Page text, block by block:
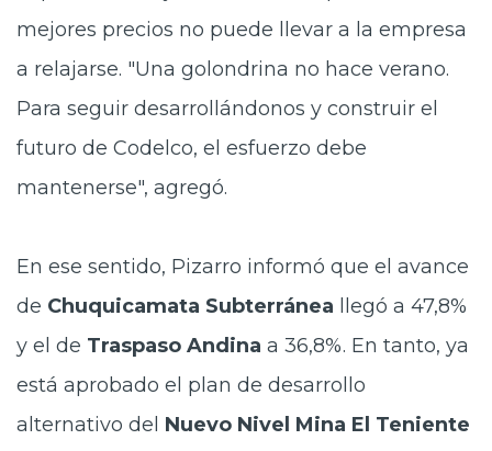
mejores precios no puede llevar a la empresa
a relajarse. "Una golondrina no hace verano.
Para seguir desarrollándonos y construir el
futuro de Codelco, el esfuerzo debe
mantenerse", agregó.
En ese sentido, Pizarro informó que el avance
de Chuquicamata Subterránea llegó a 47,8%
y el de Traspaso Andina a 36,8%. En tanto, ya
está aprobado el plan de desarrollo
alternativo del Nuevo Nivel Mina El Teniente